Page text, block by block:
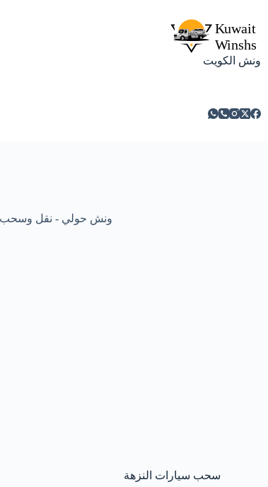
ونش الكويت
ونش حولي - نقل وسحب سيارت
سحب سيارات النزهة